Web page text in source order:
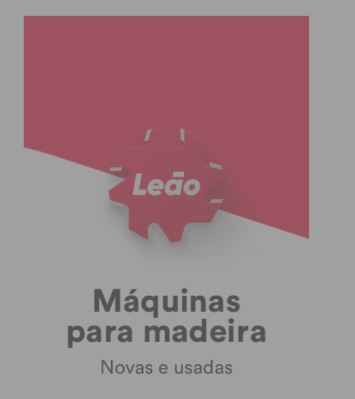
mais cara de Portugal.
contratos de concessão feitas com grupos
privados.
Por último, reiteramos o nosso compromisso
público de jamais condescender na defesa do
Os nossos cidadãos sabem que podem, como
sempre, continuar a confiar na atual liderança do
Município.”